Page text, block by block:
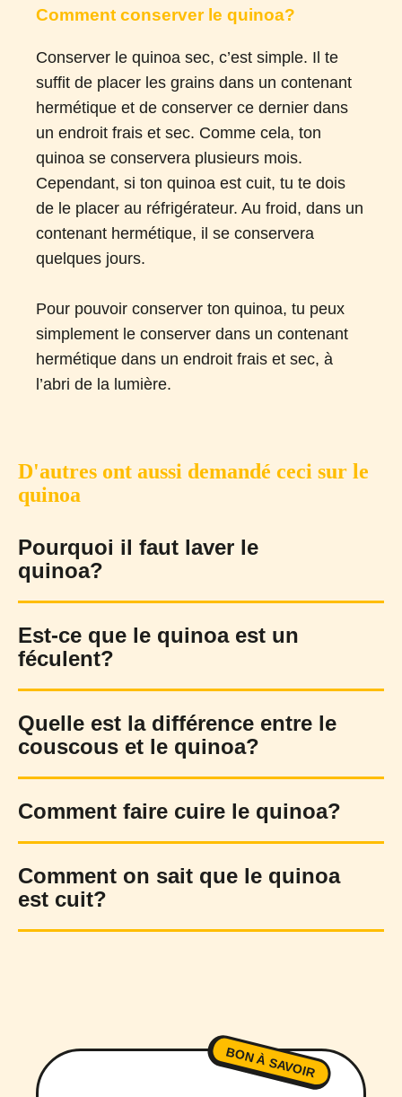
Comment conserver le quinoa?
Conserver le quinoa sec, c’est simple. Il te
suffit de placer les grains dans un contenant
hermétique et de conserver ce dernier dans
un endroit frais et sec. Comme cela, ton
quinoa se conservera plusieurs mois.
Cependant, si ton quinoa est cuit, tu te dois
de le placer au réfrigérateur. Au froid, dans un
contenant hermétique, il se conservera
quelques jours.
Pour pouvoir conserver ton quinoa, tu peux
simplement le conserver dans un contenant
hermétique dans un endroit frais et sec, à
l’abri de la lumière.
D'autres ont aussi demandé ceci sur le
quinoa
Pourquoi il faut laver le
quinoa?
Est-ce que le quinoa est un
féculent?
Quelle est la différence entre le
couscous et le quinoa?
Comment faire cuire le quinoa?
Comment on sait que le quinoa
est cuit?
BON À SAVOIR